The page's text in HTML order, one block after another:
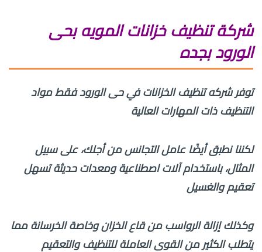
شركة تنظيف خزانات المويه بحى
الورود بجده
توفر شركه تنظيف الخزانات في حى الورود فقط مواد
التنظيف ذات المهارات العالية
لكننا نطبق أيضًا عامل التجانس من أجلك، على سبيل
المثال، باستخدام آلات اصطناعية ومعدات حديثة تسهل
تعقيم والغسيل
وكذلك إزالة الرواسب من قاع الخزان وخاصة الخرسانة مما
يتطلب الكثير من القوى العاملة للتنظيف والتعقيم